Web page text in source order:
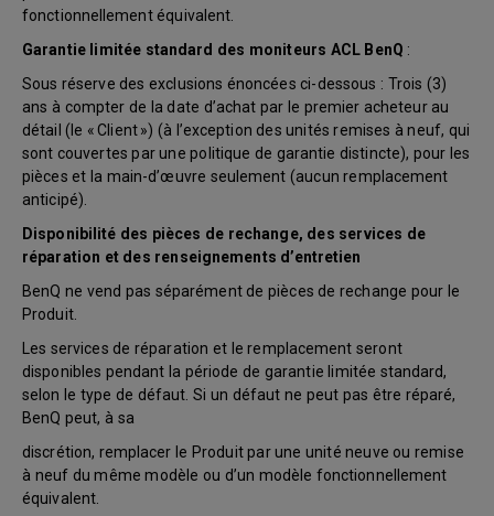
fonctionnellement équivalent.
Garantie limitée standard des moniteurs ACL BenQ :
Sous réserve des exclusions énoncées ci-dessous : Trois (3)
ans à compter de la date d’achat par le premier acheteur au
détail (le « Client ») (à l’exception des unités remises à neuf, qui
sont couvertes par une politique de garantie distincte), pour les
pièces et la main-d’œuvre seulement (aucun remplacement
anticipé).
Disponibilité des pièces de rechange, des services de
réparation et des renseignements d’entretien
BenQ ne vend pas séparément de pièces de rechange pour le
Produit.
Les services de réparation et le remplacement seront
disponibles pendant la période de garantie limitée standard,
selon le type de défaut. Si un défaut ne peut pas être réparé,
BenQ peut, à sa
discrétion, remplacer le Produit par une unité neuve ou remise
à neuf du même modèle ou d’un modèle fonctionnellement
équivalent.